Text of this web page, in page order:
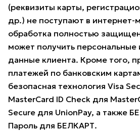
(реквизиты карты,
др.) не поступают в интернет-
обработка полностью
может получить персональные
данные клиента. Кроме того,
платежей по банковским
безопасная технология Visa
MasterCard ID Check для
Secure для UnionPay, а также
Пароль для БЕЛКАРТ.